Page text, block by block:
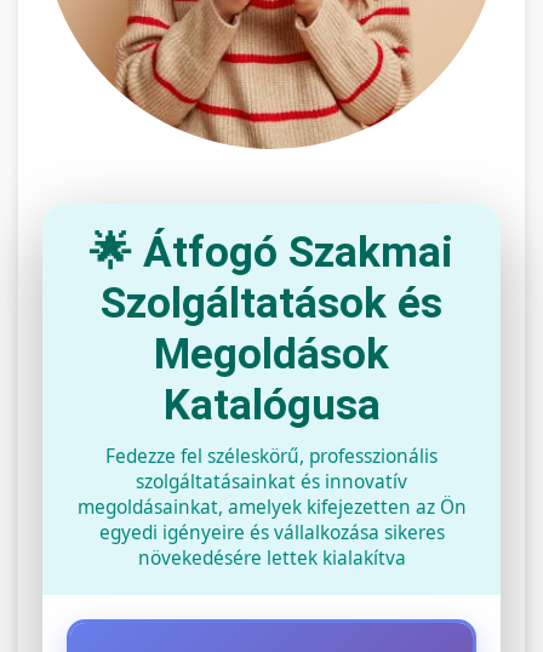
🌟 Átfogó Szakmai
Szolgáltatások és
Megoldások
Katalógusa
Fedezze fel széleskörű, professzionális
szolgáltatásainkat és innovatív
megoldásainkat, amelyek kifejezetten az Ön
egyedi igényeire és vállalkozása sikeres
növekedésére lettek kialakítva